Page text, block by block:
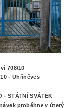
708/10
- Uhříněves
- STÁTNÍ SVÁTEK
proběhne v úterý